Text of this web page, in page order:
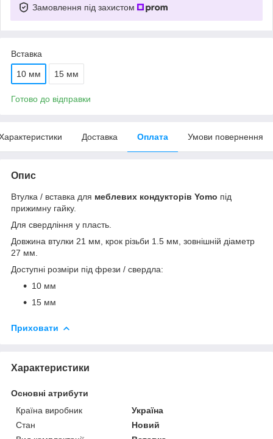
Замовлення під захистом
Вставка
10 мм 15 мм
Готово до відправки
Доставка Оплата Умови повернення
Опис
Втулка / вставка для меблевих кондукторів Yomo під
прижимну гайку.
Для свердління у пласть.
Довжина втулки 21 мм, крок різьби 1.5 мм, зовнішній діаметр
27 мм.
Доступні розміри під фрези / свердла:
10 мм
15 мм
Приховати
Характеристики
Основні атрибути
Країна виробник
Україна
Стан
Новий